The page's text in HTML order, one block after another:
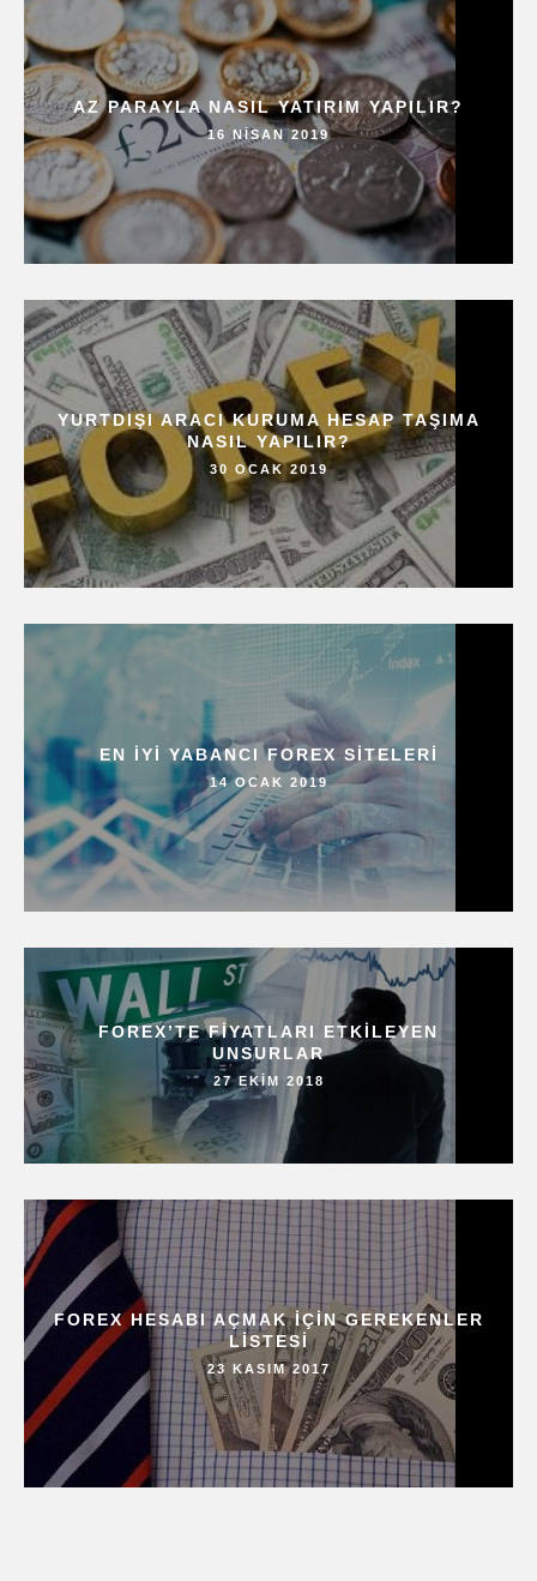
AZ PARAYLA NASIL YATIRIM YAPILIR?
16 NISAN 2019
YURTDIŞI ARACI KURUMA HESAP TAŞIMA
NASIL YAPILIR?
30 OCAK 2019
EN İYI YABANCI FOREX SITELERI
14 OCAK 2019
FOREX’TE FIYATLARI ETKILEYEN
UNSURLAR
27 EKIM 2018
FOREX HESABI AÇMAK IÇIN GEREKENLER
LISTESI
23 KASIM 2017